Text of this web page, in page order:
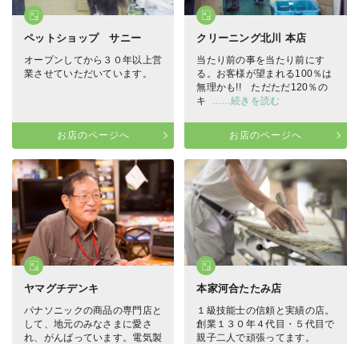
ペットショップ サニー
オープンしてから３０年以上営
業させていただいています。
お店のページへ
クリーニング北川 本店
当たり前の事を当たり前にす
る。お客様が望まれる100％は
無理かも!! ただただ120％の
キ
……続きを読む
お店のページへ
ヤマグチデンキ
パナソニックの商品の専門店と
して、地元のみなさまに愛さ
れ、がんばっています。電気製
本家河合たたみ店
１級技能士の信頼と実績の店。
創業１３０年４代目・５代目で
親子二人で頑張ってます。